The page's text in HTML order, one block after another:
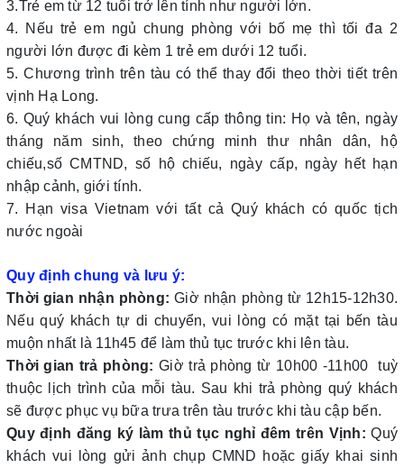
3.Trẻ em từ 12 tuổi trở lên tính như người lớn.
4. Nếu trẻ em ngủ chung phòng với bố mẹ thì tối đa 2
người lớn được đi kèm 1 trẻ em dưới 12 tuổi.
5. Chương trình trên tàu có thể thay đổi theo thời tiết trên
vịnh Hạ Long.
6. Quý khách vui lòng cung cấp thông tin: Họ và tên, ngày
tháng năm sinh, theo chứng minh thư nhân dân, hộ
chiếu,số CMTND, số hộ chiếu, ngày cấp, ngày hết hạn
nhập cảnh, giới tính.
7. Hạn visa Vietnam với tất cả Quý khách có quốc tịch
nước ngoài
Quy định chung và lưu ý:
Thời gian nhận phòng: Giờ nhận phòng từ 12h15-12h30.
Nếu quý khách tự di chuyển, vui lòng có mặt tại bến tàu
muộn nhất là 11h45 để làm thủ tục trước khi lên tàu.
Thời gian trả phòng:Giờ trả phòng từ 10h00 -11h00 tuỳ
thuộc lịch trình của mỗi tàu. Sau khi trả phòng quý khách
sẽ được phục vụ bữa trưa trên tàu trước khi tàu cập bến.
Quy định đăng ký làm thủ tục nghỉ đêm trên Vịnh: Quý
khách vui lòng gửi ảnh chụp CMND hoặc giấy khai sinh